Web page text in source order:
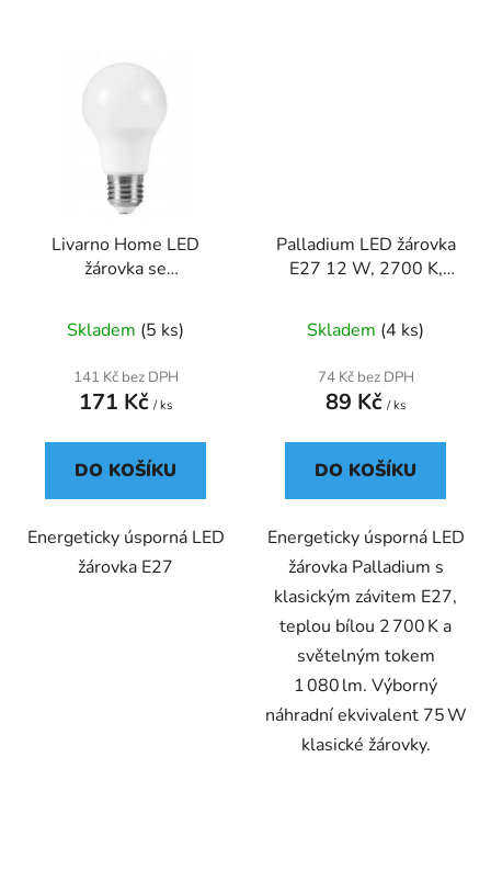
Livarno Home LED
žárovka se
senzorem E27 7,3W
teplá bílá
Skladem (5 ks)
141 Kč bez DPH
171 Kč / ks
DO KOŠÍKU
Energeticky úsporná LED
žárovka E27
Palladium LED žárovka
E27 12 W, 2700 K,
Skladem (4 ks)
74 Kč bez DPH
89 Kč / ks
DO KOŠÍKU
Energeticky úsporná LED
žárovka Palladium s
klasickým závitem E27,
teplou bílou 2 700 K a
světelným tokem
1 080 lm. Výborný
náhradní ekvivalent 75 W
klasické žárovky.